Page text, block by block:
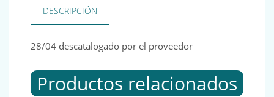
DESCRIPCIÓN
28/04 descatalogado por el proveedor
Productos relacionados